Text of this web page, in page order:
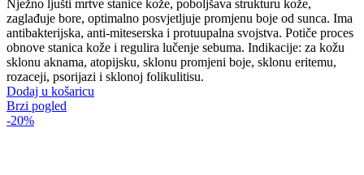
Nježno ljušti mrtve stanice kože, poboljšava strukturu kože,
zaglađuje bore, optimalno posvjetljuje promjenu boje od sunca. Ima
antibakterijska, anti-miteserska i protuupalna svojstva. Potiče proces
obnove stanica kože i regulira lučenje sebuma. Indikacije: za kožu
sklonu aknama, atopijsku, sklonu promjeni boje, sklonu eritemu,
rozaceji, psorijazi i sklonoj folikulitisu.
Dodaj u košaricu
Brzi pogled
-20%